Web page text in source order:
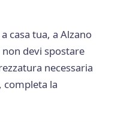
casa tua, a Alzano
devi spostare
necessaria
completa la